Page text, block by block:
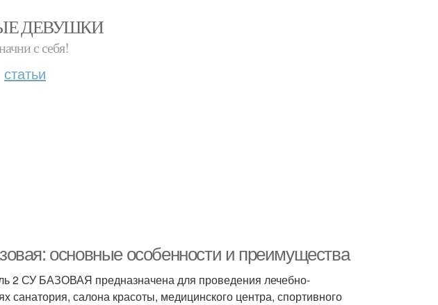
ДЕВУШКИ
с себя!
статьи
основные особенности и преимущества
2 СУ БАЗОВАЯ предназначена для проведения лечебно-
санатория, салона красоты, медицинского центра, спортивного